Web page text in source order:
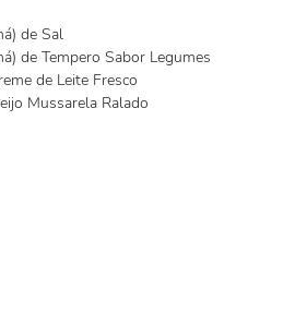
de Sal
de Tempero Sabor Legumes
de Leite Fresco
Mussarela Ralado